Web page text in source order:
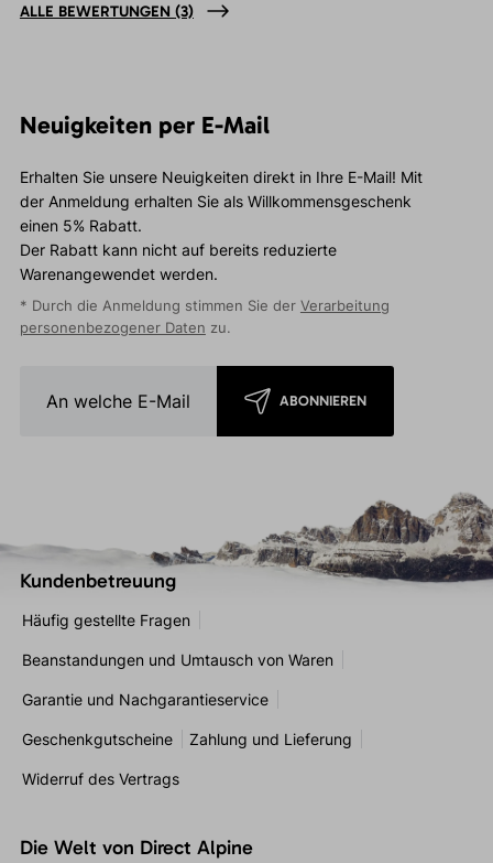
ALLE BEWERTUNGEN (3)
Neuigkeiten per E-Mail
Erhalten Sie unsere Neuigkeiten direkt in Ihre E-Mail! Mit
der Anmeldung erhalten Sie als Willkommensgeschenk
einen 5% Rabatt.
Der Rabatt kann nicht auf bereits reduzierte
Warenangewendet werden.
* Durch die Anmeldung stimmen Sie der Verarbeitung
personenbezogener Daten zu.
ABONNIEREN
Kundenbetreuung
Häufig gestellte Fragen
Beanstandungen und Umtausch von Waren
Garantie und Nachgarantieservice
Geschenkgutscheine Zahlung und Lieferung
Widerruf des Vertrags
Die Welt von Direct Alpine